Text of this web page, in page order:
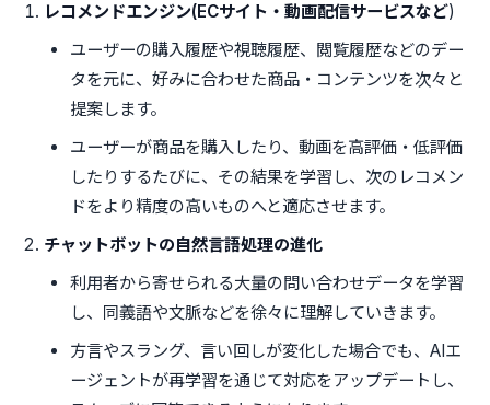
レコメンドエンジン(ECサイト・動画配信サービスなど)
ユーザーの購入履歴や視聴履歴、閲覧履歴などのデー
タを元に、好みに合わせた商品・コンテンツを次々と
提案します。
ユーザーが商品を購入したり、動画を高評価・低評価
したりするたびに、その結果を学習し、次のレコメン
ドをより精度の高いものへと適応させます。
チャットボットの自然言語処理の進化
利用者から寄せられる大量の問い合わせデータを学習
し、同義語や文脈などを徐々に理解していきます。
方言やスラング、言い回しが変化した場合でも、AIエ
ージェントが再学習を通じて対応をアップデートし、